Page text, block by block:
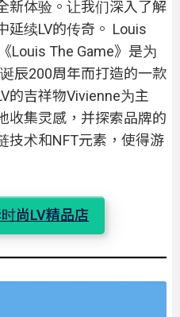
新体验。让我们深入了解
延续LV的传奇。 Louis
Louis The Game》是为
辰200周年而打造的一款
的吉祥物Vivienne为主
收集灵感，并探索品牌的
技术和NFT元素，使得游
尚LV精品店